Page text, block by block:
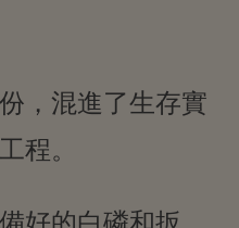
，混進了生存實
程。